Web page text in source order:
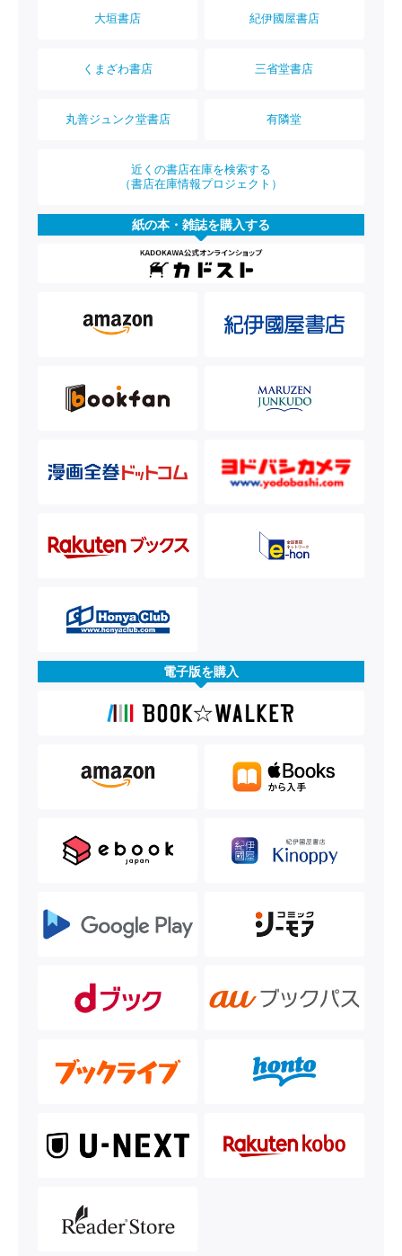
大垣書店 紀伊國屋書店
くまざわ書店 三省堂書店
丸善ジュンク堂書店 有隣堂
近くの書店在庫を検索する
（書店在庫情報プロジェクト）
紙の本・雑誌を購入する
電子版を購入